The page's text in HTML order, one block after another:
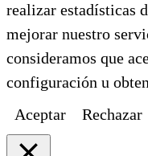
realizar estadísticas
mejorar nuestro
consideramos que
configuración u
Aceptar
Rechazar